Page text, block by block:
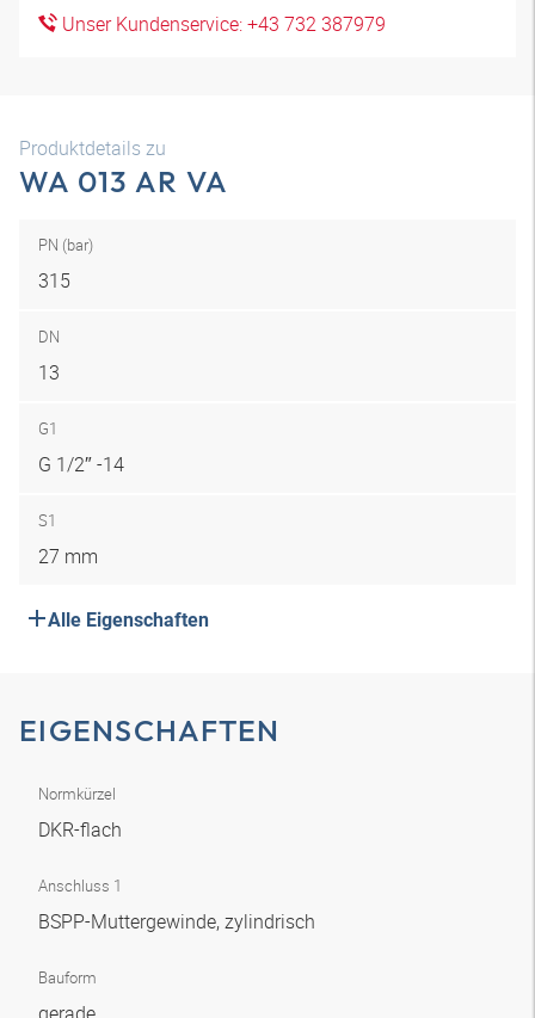
Unser Kundenservice: +43 732 387979
Produktdetails zu
WA 013 AR VA
PN (bar)
315
DN
13
G1
G 1/2″ -14
S1
27 mm
Alle Eigenschaften
EIGENSCHAFTEN
Normkürzel
DKR-flach
Anschluss 1
BSPP-Muttergewinde, zylindrisch
Bauform